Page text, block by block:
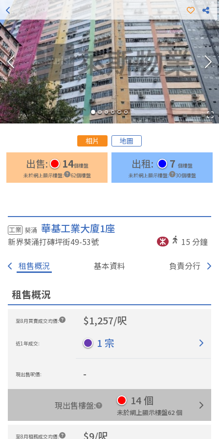
更多出租樓盤 更多出售樓盤
相片 地圖
出售: 14個樓盤
未於網上顯示樓盤: 62個樓盤
出租: 7 個樓盤
未於網上顯示樓盤: 30個樓盤
工業 葵涌 華基工業大廈1座
新界葵涌打磚坪街49-53號 15 分鐘
租售概況 基本資料 負責分行
租售概況
至8月買賣成交均價: $1,257/呎
近1年成交: 1 宗
現出售呎價: -
現出售樓盤: 14個
未於網上顯示樓盤62個
至8月租務成交均價: $9/呎